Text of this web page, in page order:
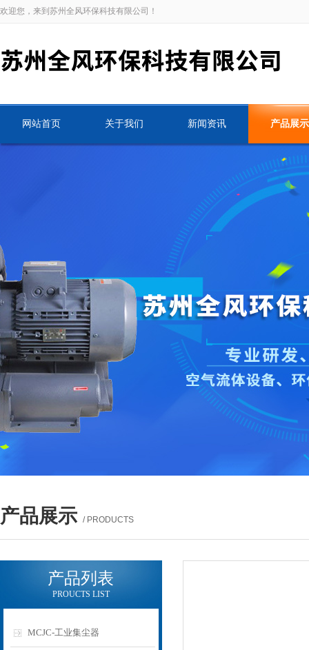
欢迎您，来到苏州全风环保科技有限公司！
网站首页 关于我们 新闻资讯 产品展示
产品展示 / PRODUCTS
产品列表
PROUCTS LIST
MCJC-工业集尘器